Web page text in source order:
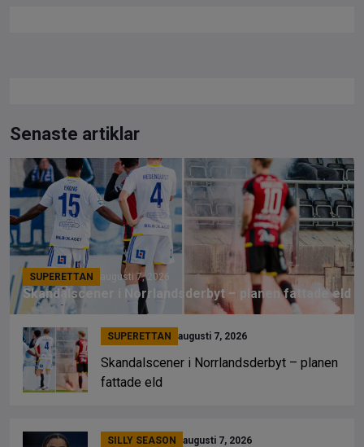
Senaste artiklar
SUPERETTAN augusti 7, 2026
Skandalscener i Norrlandsderbyt – planen fattade eld
SUPERETTAN augusti 7, 2026
Skandalscener i Norrlandsderbyt – planen
fattade eld
SILLY SEASON augusti 7, 2026